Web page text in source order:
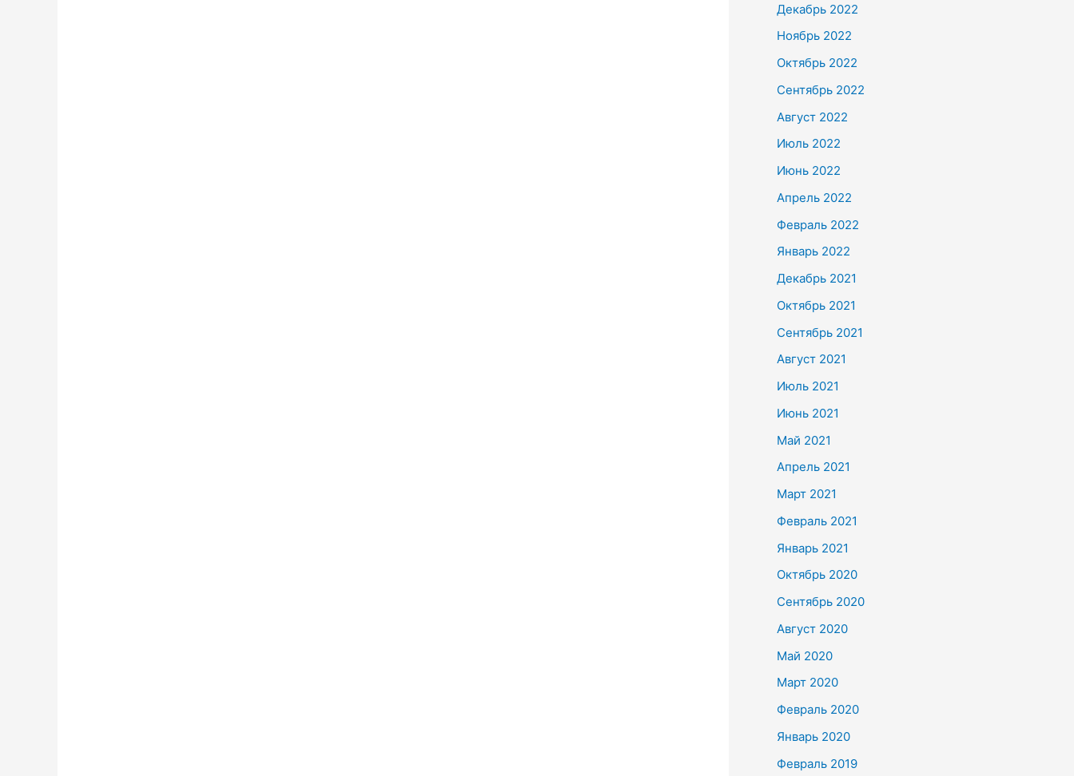
Декабрь 2022
Ноябрь 2022
Октябрь 2022
Сентябрь 2022
Август 2022
Июль 2022
Июнь 2022
Апрель 2022
Февраль 2022
Январь 2022
Декабрь 2021
Октябрь 2021
Сентябрь 2021
Август 2021
Июль 2021
Июнь 2021
Май 2021
Апрель 2021
Март 2021
Февраль 2021
Январь 2021
Октябрь 2020
Сентябрь 2020
Август 2020
Май 2020
Март 2020
Февраль 2020
Январь 2020
Февраль 2019